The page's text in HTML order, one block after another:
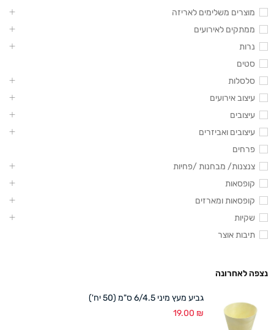
מוצרים משלימים לאריזה
ממתקים לאירועים
נרות
סטים
סלסלות
עיצוב אירועים
עיצובים
עיצובים ואביזרים
פרחים
צנצנות/ מבחנות /פחיות
קופסאות
קופסאות ומארזים
שקיות
תיבות אוצר
נצפה לאחרונה
גביע מעץ מיני 6/4.5 ס"מ (50 יח')
19.00 ₪